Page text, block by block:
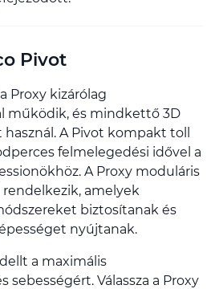
Pivot
Proxy kizárólag
működik, és mindkettő 3D
A Pivot kompakt toll
felmelegedési idővel a
A Proxy moduláris
amelyek
biztosítanak és
nyújtanak.
a maximális
sebességért. Válassza a Proxy